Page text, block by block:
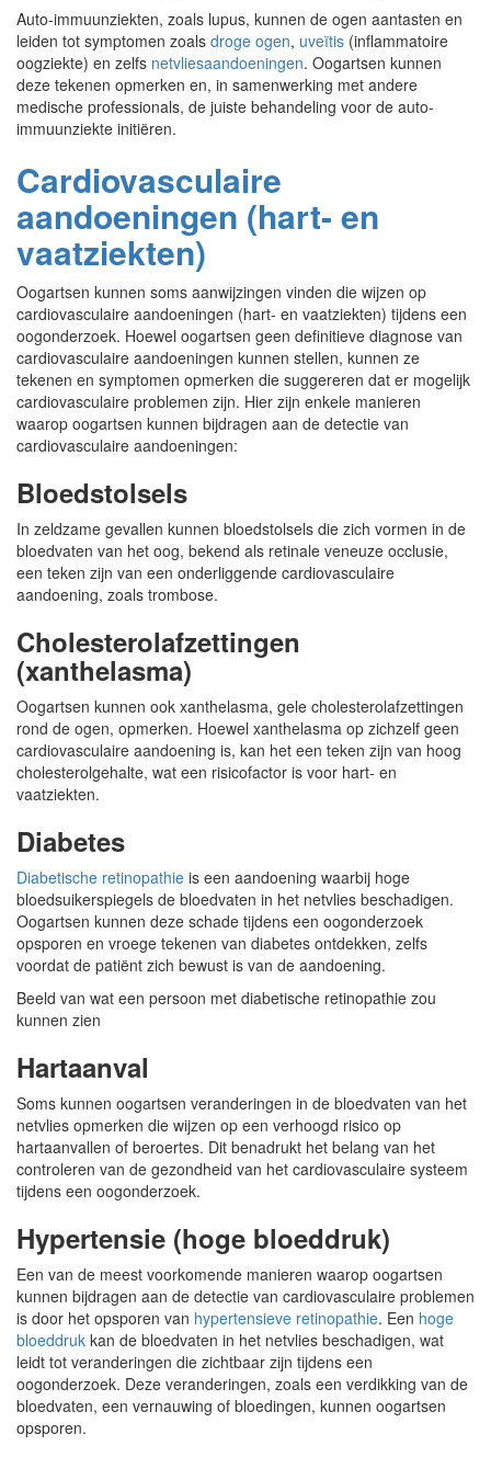
Auto-immuunziekten, zoals lupus, kunnen de ogen aantasten en
leiden tot symptomen zoals droge ogen, uveïtis (inflammatoire
oogziekte) en zelfs netvliesaandoeningen. Oogartsen kunnen
deze tekenen opmerken en, in samenwerking met andere
medische professionals, de juiste behandeling voor de auto-
immuunziekte initiëren.
Cardiovasculaire
aandoeningen (hart- en
vaatziekten)
Oogartsen kunnen soms aanwijzingen vinden die wijzen op
cardiovasculaire aandoeningen (hart- en vaatziekten) tijdens een
oogonderzoek. Hoewel oogartsen geen definitieve diagnose van
cardiovasculaire aandoeningen kunnen stellen, kunnen ze
tekenen en symptomen opmerken die suggereren dat er mogelijk
cardiovasculaire problemen zijn. Hier zijn enkele manieren
waarop oogartsen kunnen bijdragen aan de detectie van
cardiovasculaire aandoeningen:
Bloedstolsels
In zeldzame gevallen kunnen bloedstolsels die zich vormen in de
bloedvaten van het oog, bekend als retinale veneuze occlusie,
een teken zijn van een onderliggende cardiovasculaire
aandoening, zoals trombose.
Cholesterolafzettingen
(xanthelasma)
Oogartsen kunnen ook xanthelasma, gele cholesterolafzettingen
rond de ogen, opmerken. Hoewel xanthelasma op zichzelf geen
cardiovasculaire aandoening is, kan het een teken zijn van hoog
cholesterolgehalte, wat een risicofactor is voor hart- en
vaatziekten.
Diabetes
Diabetische retinopathie is een aandoening waarbij hoge
bloedsuikerspiegels de bloedvaten in het netvlies beschadigen.
Oogartsen kunnen deze schade tijdens een oogonderzoek
opsporen en vroege tekenen van diabetes ontdekken, zelfs
voordat de patiënt zich bewust is van de aandoening.
Beeld van wat een persoon met diabetische retinopathie zou
kunnen zien
Hartaanval
Soms kunnen oogartsen veranderingen in de bloedvaten van het
netvlies opmerken die wijzen op een verhoogd risico op
hartaanvallen of beroertes. Dit benadrukt het belang van het
controleren van de gezondheid van het cardiovasculaire systeem
tijdens een oogonderzoek.
Hypertensie (hoge bloeddruk)
Een van de meest voorkomende manieren waarop oogartsen
kunnen bijdragen aan de detectie van cardiovasculaire problemen
is door het opsporen van hypertensieve retinopathie. Een hoge
bloeddruk kan de bloedvaten in het netvlies beschadigen, wat
leidt tot veranderingen die zichtbaar zijn tijdens een
oogonderzoek. Deze veranderingen, zoals een verdikking van de
bloedvaten, een vernauwing of bloedingen, kunnen oogartsen
opsporen.